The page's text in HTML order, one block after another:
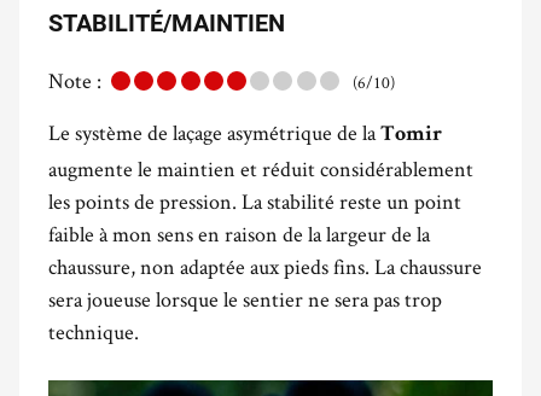
STABILITÉ/MAINTIEN
Note : (6/10)
Le système de laçage asymétrique de laTomir
augmente le maintien et réduit considérablement
les points de pression. La stabilité reste un point
faible à mon sens en raison de la largeur de la
chaussure, non adaptée aux pieds fins. La chaussure
sera joueuse lorsque le sentier ne sera pas trop
technique.